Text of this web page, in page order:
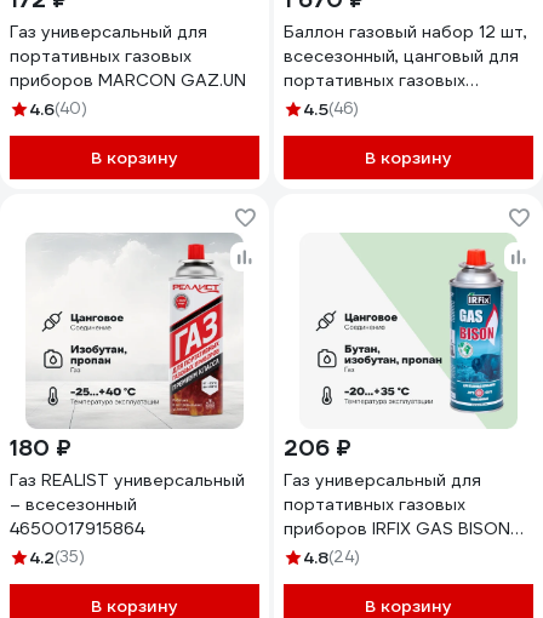
Газ универсальный для
портативных газовых
приборов MARCON GAZ.UN
4.6(40)
В корзину
Баллон газовый набор 12 шт,
всесезонный, цанговый для
портативных газовых
приборов SUPER GAS
4.5(46)
В корзину
180 ₽
Газ REALIST универсальный
– всесезонный
4650017915864
4.2(35)
В корзину
206 ₽
Газ универсальный для
портативных газовых
приборов IRFIX GAS BISON
всесезоный 10601
4.8(24)
В корзину